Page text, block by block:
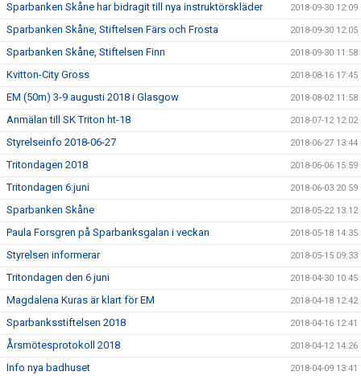
Sparbanken Skåne har bidragit till nya instruktörskläder 2018-09-30 12:09
Sparbanken Skåne, Stiftelsen Färs och Frosta 2018-09-30 12:05
Sparbanken Skåne, Stiftelsen Finn 2018-09-30 11:58
Kvitton-City Gross 2018-08-16 17:45
EM (50m) 3-9 augusti 2018 i Glasgow 2018-08-02 11:58
Anmälan till SK Triton ht-18 2018-07-12 12:02
Styrelseinfo 2018-06-27 2018-06-27 13:44
Tritondagen 2018 2018-06-06 15:59
Tritondagen 6:juni 2018-06-03 20:59
Sparbanken Skåne 2018-05-22 13:12
Paula Forsgren på Sparbanksgalan i veckan 2018-05-18 14:35
Styrelsen informerar 2018-05-15 09:33
Tritondagen den 6 juni 2018-04-30 10:45
Magdalena Kuras är klart för EM 2018-04-18 12:42
Sparbanksstiftelsen 2018 2018-04-16 12:41
Årsmötesprotokoll 2018 2018-04-12 14:26
Info nya badhuset 2018-04-09 13:41